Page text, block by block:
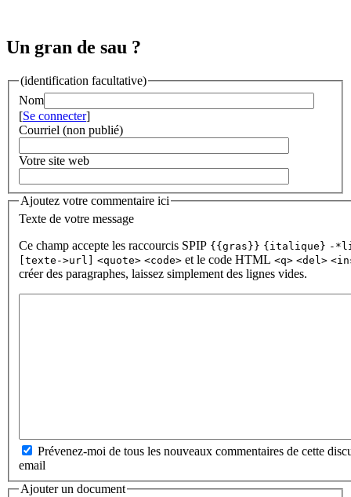
Un gran de sau ?
(identification facultative)
Nom
[Se connecter]
Courriel (non publié)
Votre site web
Ajoutez votre commentaire ici
Texte de votre message
Ce champ accepte les raccourcis SPIP {{gras}} {italique} -
[texte->url]
<quote> <code> et le code HTML <q> <del>
créer des paragraphes, laissez simplement des lignes vides.
Prévenez-moi de tous les nouveaux commentaires de cette
email
Ajouter un document